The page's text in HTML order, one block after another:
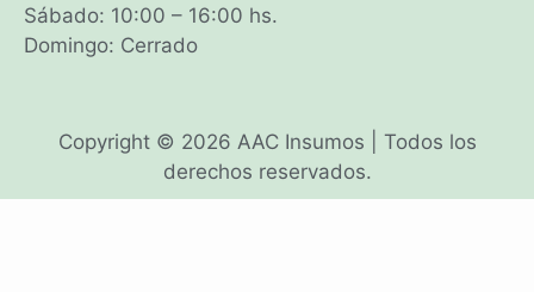
Sábado: 10:00 – 16:00 hs.
Domingo: Cerrado
Copyright © 2026 AAC Insumos | Todos los
derechos reservados.